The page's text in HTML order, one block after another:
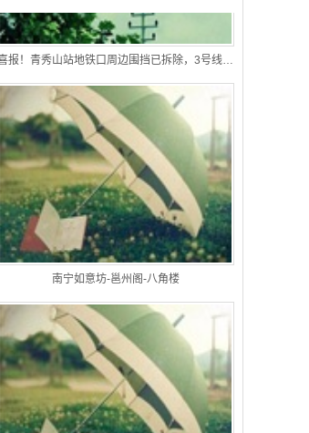
喜报！青秀山站地铁口周边围挡已拆除，3号线提前通车在望
南宁如意坊-邕州阁-八角楼